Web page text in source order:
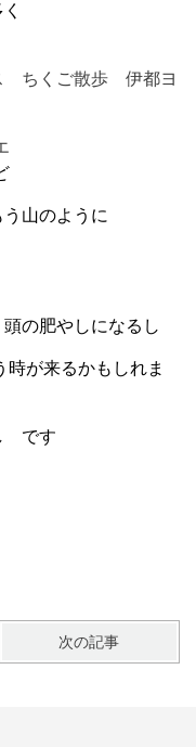
ちくご散歩
伊都ヨ
山のように
の肥やしになるし
が来るかもしれま
です
次の記事